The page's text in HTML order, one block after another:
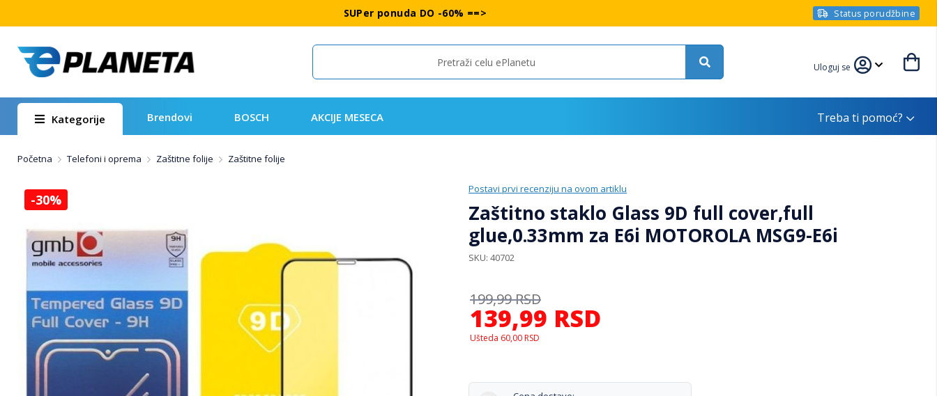
SUPer ponuda DO -60% ==> Status porudžbine
Search Uloguj se
Kategorije Brendovi BOSCH AKCIJE MESECA Treba ti pomoć?
Početna Telefoni i oprema Zaštitne folije Zaštitne folije
Postavi prvi recenziju na ovom artiklu
Zaštitno staklo Glass 9D full cover,full
glue,0.33mm za E6i MOTOROLA MSG9-E6i
SKU 40702
139,99 RSD
199,99RSD
Ušteda 60,00 RSD
-30%